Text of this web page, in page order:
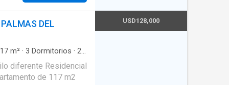
DEL
m² · 3 Dormitorios · 2
diferente Residencial
de 117 m2
USD128,000